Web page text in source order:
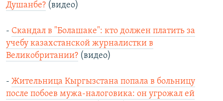
Душанбе? (видео)
- Скандал в "Болашаке": кто должен платить за
учебу казахстанской журналистки в
Великобритании? (видео)
- Жительница Кыргызстана попала в больницу
после побоев мужа-налоговика: он угрожал ей